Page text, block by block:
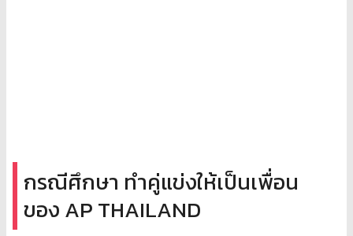
กรณีศึกษา ทำคู่แข่งให้เป็นเพื่อน
ของ AP THAILAND